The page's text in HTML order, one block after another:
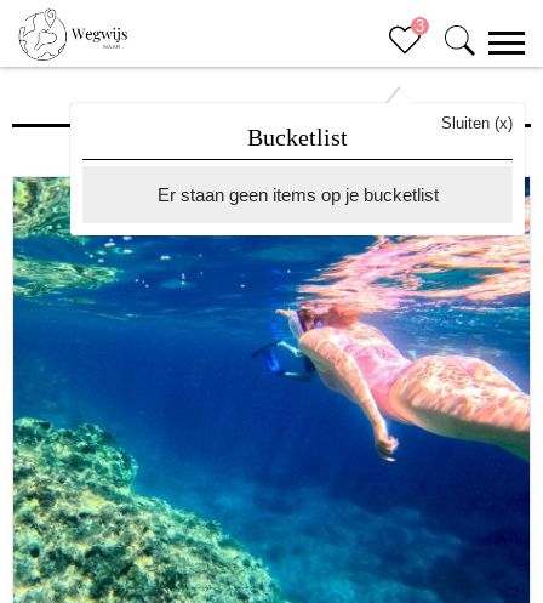
3
Bucketlist
Sluiten (x)
Er staan geen items op je bucketlist
Activiteiten